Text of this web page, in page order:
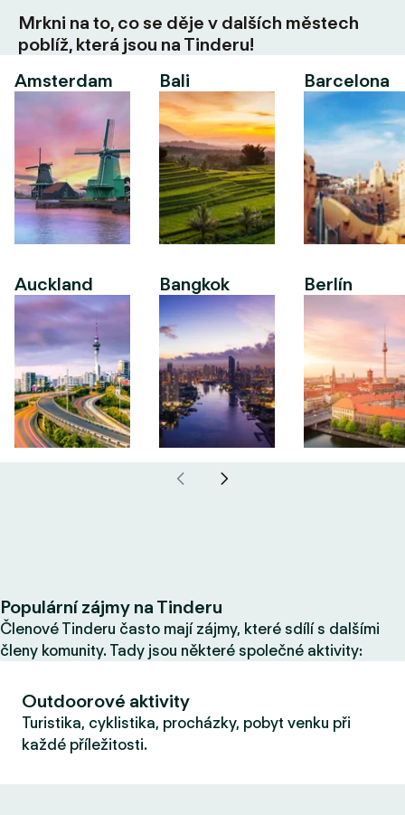
Mrkni na to, co se děje v dalších městech
poblíž, která jsou na Tinderu!
Amsterdam
Auckland
Bali
Bangkok
Barcelona
Berlín
Populární zájmy na Tinderu
Členové Tinderu často mají zájmy, které sdílí s dalšími
členy komunity. Tady jsou některé společné aktivity:
Outdoorové aktivity
Turistika, cyklistika, procházky, pobyt venku při
každé příležitosti.